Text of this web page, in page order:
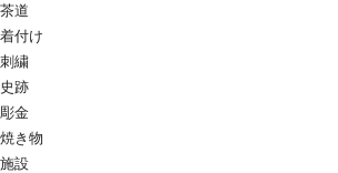
茶道
着付け
刺繍
史跡
彫金
焼き物
施設